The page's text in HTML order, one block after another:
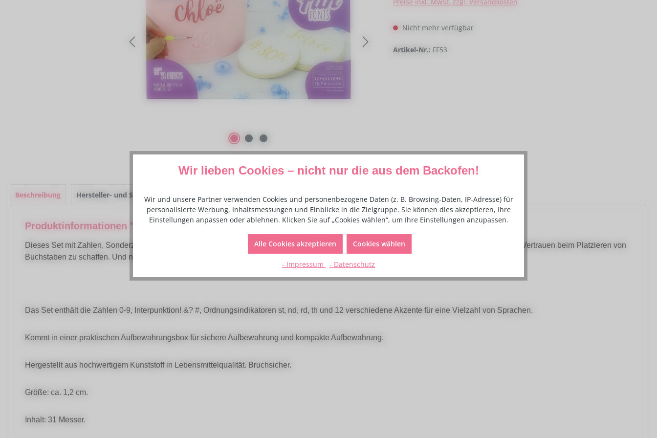
Nicht mehr verfügbar
Artikel-Nr.: FF53
Beschreibung Hersteller- und Sicherheitsinformationen
Produktinformationen "PME Fun Fonts - Zahlen & Zeichen Stempel"
Dieses Set mit Zahlen, Sonderzeichen und Akzenten ergänzt die PME Fun Font Collection 1. Dieses Set besteht aus hellblauem Kunststoff, um Vertrauen beim Platzieren von
Buchstaben zu schaffen. Und natürlich ideal, um Ihrem Kuchen oder Cupcakes eine persönliche Nachricht hinzuzufügen.
Das Set enthält die Zahlen 0-9, Interpunktion! &? #, Ordnungsindikatoren st, nd, rd, th und 12 verschiedene Akzente für eine Vielzahl von Sprachen.
Kommt in einer praktischen Aufbewahrungsbox für sichere Aufbewahrung und kompakte Aufbewahrung.
Hergestellt aus hochwertigem Kunststoff in Lebensmittelqualität. Bruchsicher.
Größe: ca. 1,2 cm.
Inhalt: 31 Messer.
Wir lieben Cookies – nicht nur die aus dem Backofen!
Wir und unsere Partner verwenden Cookies und personenbezogene Daten (z. B. Browsing-Daten, IP-Adresse) für
personalisierte Werbung, Inhaltsmessungen und Einblicke in die Zielgruppe. Sie können dies akzeptieren, Ihre
Einstellungen anpassen oder ablehnen. Klicken Sie auf „Cookies wählen“, um Ihre Einstellungen anzupassen.
Alle Cookies akzeptieren Cookies wählen
- Impressum - Datenschutz